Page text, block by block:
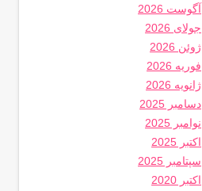
آگوست 2026
جولای 2026
ژوئن 2026
فوریه 2026
ژانویه 2026
دسامبر 2025
نوامبر 2025
اکتبر 2025
سپتامبر 2025
اکتبر 2020